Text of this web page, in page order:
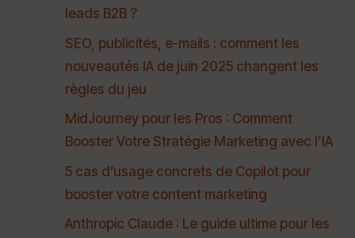
leads B2B ?
SEO, publicités, e-mails : comment les
nouveautés IA de juin 2025 changent les
règles du jeu
MidJourney pour les Pros : Comment
Booster Votre Stratégie Marketing avec l’IA
5 cas d’usage concrets de Copilot pour
booster votre content marketing
Anthropic Claude : Le guide ultime pour les